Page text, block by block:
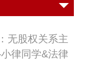
无股权关系主
律同学&法律